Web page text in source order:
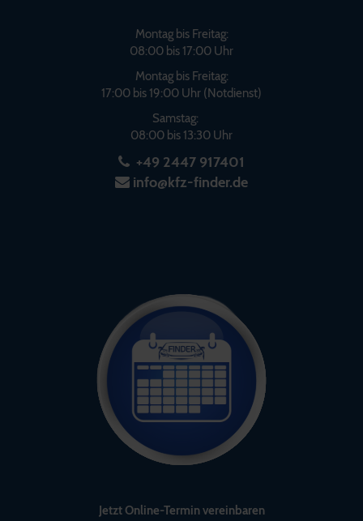
Montag bis Freitag:
08:00 bis 17:00 Uhr
Montag bis Freitag:
17:00 bis 19:00 Uhr (Notdienst)
Samstag:
08:00 bis 13:30 Uhr
+49 2447 917401
info@kfz-finder.de
Jetzt Online-Termin vereinbaren